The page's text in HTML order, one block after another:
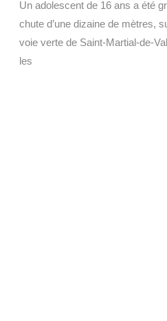
Un adolescent de 16 ans a été
chute d’une dizaine de mètres,
voie verte de Saint-Martial-de-
les